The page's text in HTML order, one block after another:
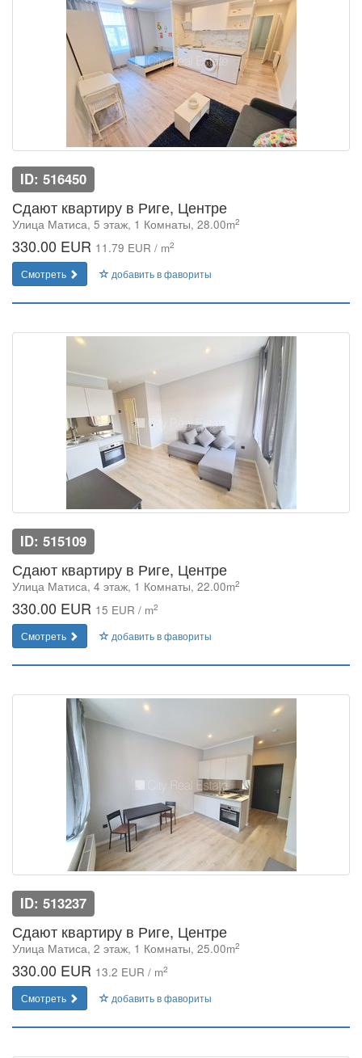
ID: 516450
Сдают квартиру в Риге, Центре
Улица Матиса, 5 этаж, 1 Комнаты, 28.00m2
330.00 EUR 11.79 EUR / m2
Смотреть добавить в фавориты
ID: 515109
Сдают квартиру в Риге, Центре
Улица Матиса, 4 этаж, 1 Комнаты, 22.00m2
330.00 EUR 15 EUR / m2
Смотреть добавить в фавориты
ID: 513237
Сдают квартиру в Риге, Центре
Улица Матиса, 2 этаж, 1 Комнаты, 25.00m2
330.00 EUR 13.2 EUR / m2
Смотреть добавить в фавориты